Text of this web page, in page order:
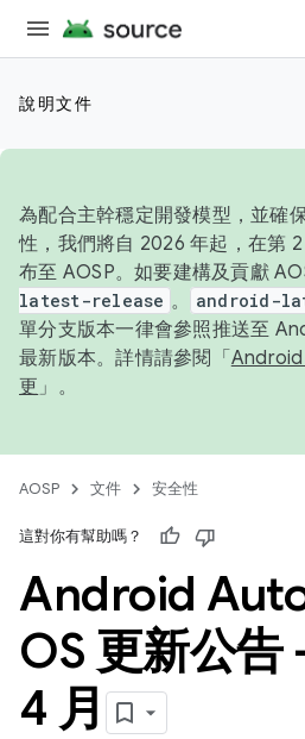
說明文件
為配合主幹穩定開發模型，並確
性，我們將自 2026 年起，在第
布至 AOSP。如要建構及貢獻
latest-release 。 android-
單分支版本一律會參照推送至
最新版本。詳情請參閱「 Android
更 」。
AOSP 文件 安全性
這對你有幫助嗎？
Android
OS 更新公告
4 月